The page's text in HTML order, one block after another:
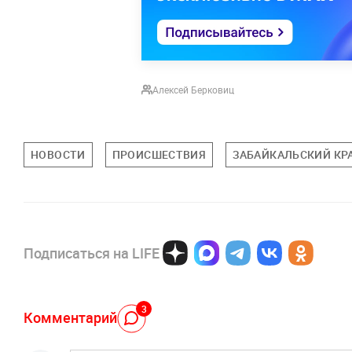
Алексей Берковиц
НОВОСТИ ПРОИСШЕСТВИЯ ЗАБАЙКАЛЬСКИЙ
Подписаться на LIFE
Комментарий 3